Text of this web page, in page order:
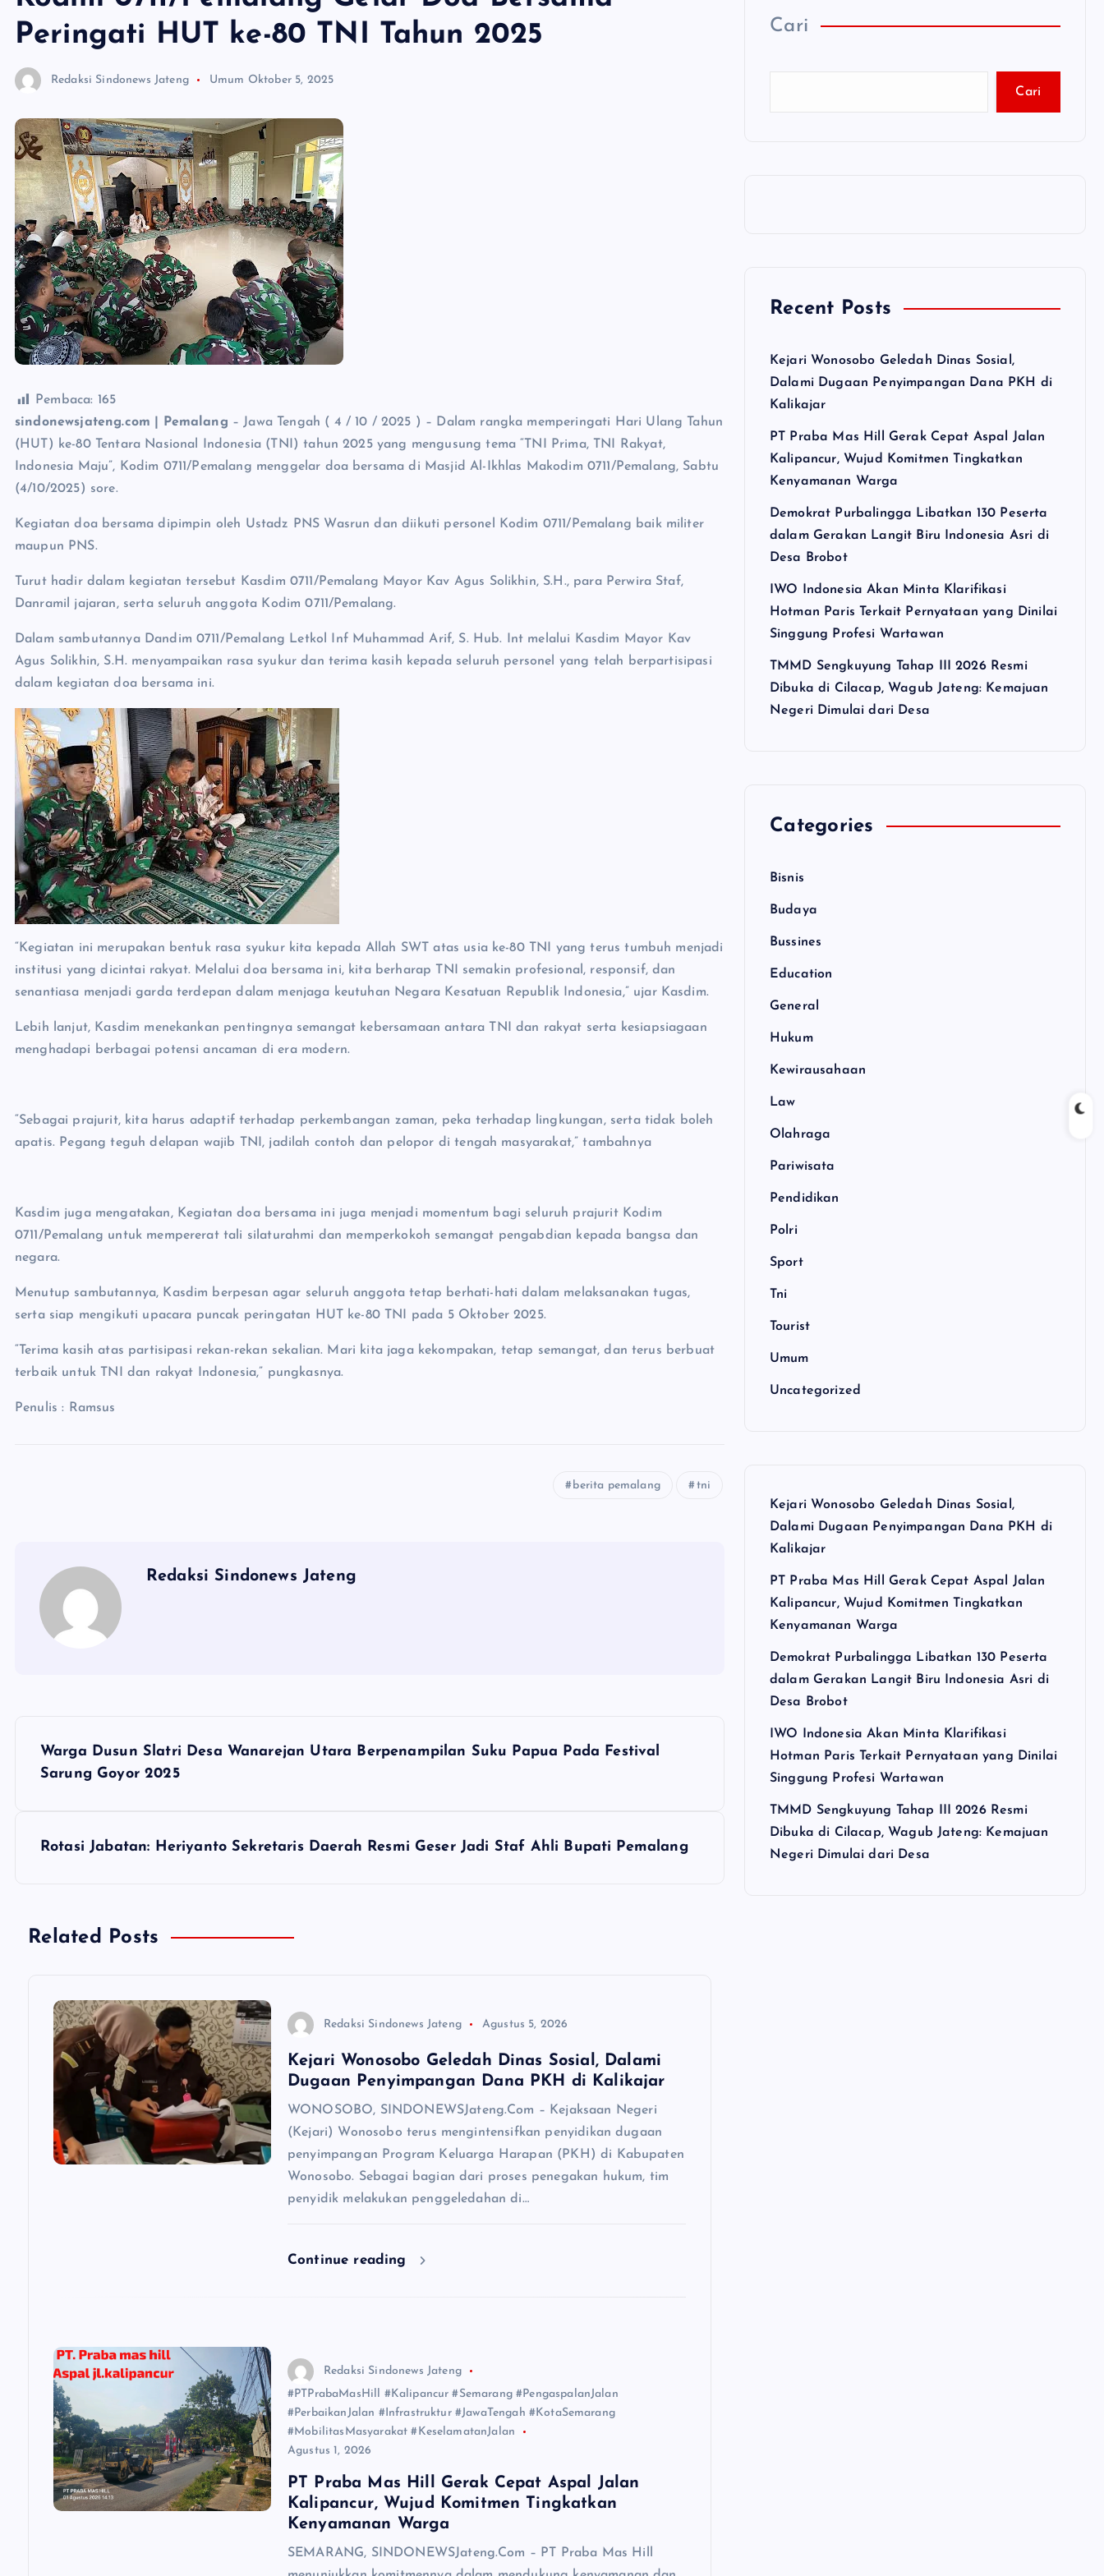
Peringati HUT ke-80 TNI Tahun 2025
Redaksi Sindonews Jateng Umum Oktober 5, 2025
Pembaca: 165
sindonewsjateng.com | Pemalang – Jawa Tengah ( 4 / 10 / 2025 ) – Dalam rangka memperingati Hari Ulang Tahun
(HUT) ke-80 Tentara Nasional Indonesia (TNI) tahun 2025 yang mengusung tema “TNI Prima, TNI Rakyat,
Indonesia Maju”, Kodim 0711/Pemalang menggelar doa bersama di Masjid Al-Ikhlas Makodim 0711/Pemalang, Sabtu
(4/10/2025) sore.
Kegiatan doa bersama dipimpin oleh Ustadz PNS Wasrun dan diikuti personel Kodim 0711/Pemalang baik militer
maupun PNS.
Turut hadir dalam kegiatan tersebut Kasdim 0711/Pemalang Mayor Kav Agus Solikhin, S.H., para Perwira Staf,
Danramil jajaran, serta seluruh anggota Kodim 0711/Pemalang.
Dalam sambutannya Dandim 0711/Pemalang Letkol Inf Muhammad Arif, S. Hub. Int melalui Kasdim Mayor Kav
Agus Solikhin, S.H. menyampaikan rasa syukur dan terima kasih kepada seluruh personel yang telah berpartisipasi
dalam kegiatan doa bersama ini.
“Kegiatan ini merupakan bentuk rasa syukur kita kepada Allah SWT atas usia ke-80 TNI yang terus tumbuh menjadi
institusi yang dicintai rakyat. Melalui doa bersama ini, kita berharap TNI semakin profesional, responsif, dan
senantiasa menjadi garda terdepan dalam menjaga keutuhan Negara Kesatuan Republik Indonesia,” ujar Kasdim.
Lebih lanjut, Kasdim menekankan pentingnya semangat kebersamaan antara TNI dan rakyat serta kesiapsiagaan
menghadapi berbagai potensi ancaman di era modern.
“Sebagai prajurit, kita harus adaptif terhadap perkembangan zaman, peka terhadap lingkungan, serta tidak boleh
apatis. Pegang teguh delapan wajib TNI, jadilah contoh dan pelopor di tengah masyarakat,” tambahnya
Kasdim juga mengatakan, Kegiatan doa bersama ini juga menjadi momentum bagi seluruh prajurit Kodim
0711/Pemalang untuk mempererat tali silaturahmi dan memperkokoh semangat pengabdian kepada bangsa dan
negara.
Menutup sambutannya, Kasdim berpesan agar seluruh anggota tetap berhati-hati dalam melaksanakan tugas,
serta siap mengikuti upacara puncak peringatan HUT ke-80 TNI pada 5 Oktober 2025.
“Terima kasih atas partisipasi rekan-rekan sekalian. Mari kita jaga kekompakan, tetap semangat, dan terus berbuat
terbaik untuk TNI dan rakyat Indonesia,” pungkasnya.
Penulis : Ramsus
berita pemalang tni
Redaksi Sindonews Jateng
N
g
Warga Dusun Slatri Desa Wanarejan Utara Berpenampilan Suku Papua Pada Festival
Sarung Goyor 2025
Rotasi Jabatan: Heriyanto Sekretaris Daerah Resmi Geser Jadi Staf Ahli Bupati Pemalang
Related Posts
Redaksi Sindonews Jateng Agustus 5, 2026
Kejari Wonosobo Geledah Dinas Sosial, Dalami
Dugaan Penyimpangan Dana PKH di Kalikajar
WONOSOBO, SINDONEWSJateng.Com – Kejaksaan Negeri
(Kejari) Wonosobo terus mengintensifkan penyidikan dugaan
penyimpangan Program Keluarga Harapan (PKH) di Kabupaten
Wonosobo. Sebagai bagian dari proses penegakan hukum, tim
penyidik melakukan penggeledahan di…
Continue reading
Redaksi Sindonews Jateng
#PTPrabaMasHill #Kalipancur #Semarang #PengaspalanJalan
#PerbaikanJalan #Infrastruktur #JawaTengah #KotaSemarang
#MobilitasMasyarakat #KeselamatanJalan
Agustus 1, 2026
PT Praba Mas Hill Gerak Cepat Aspal Jalan
Kalipancur, Wujud Komitmen Tingkatkan
Kenyamanan Warga
SEMARANG, SINDONEWSJateng.Com – PT Praba Mas Hill
Cari
Cari
Recent Posts
Kejari Wonosobo Geledah Dinas Sosial,
Dalami Dugaan Penyimpangan Dana PKH di
Kalikajar
PT Praba Mas Hill Gerak Cepat Aspal Jalan
Kalipancur, Wujud Komitmen Tingkatkan
Kenyamanan Warga
Demokrat Purbalingga Libatkan 130 Peserta
dalam Gerakan Langit Biru Indonesia Asri di
Desa Brobot
IWO Indonesia Akan Minta Klarifikasi
Hotman Paris Terkait Pernyataan yang Dinilai
Singgung Profesi Wartawan
TMMD Sengkuyung Tahap III 2026 Resmi
Dibuka di Cilacap, Wagub Jateng: Kemajuan
Negeri Dimulai dari Desa
Categories
Bisnis
Budaya
Bussines
Education
General
Hukum
Kewirausahaan
Law
Olahraga
Pariwisata
Pendidikan
Polri
Sport
Tni
Tourist
Umum
Uncategorized
Kejari Wonosobo Geledah Dinas Sosial,
Dalami Dugaan Penyimpangan Dana PKH di
Kalikajar
PT Praba Mas Hill Gerak Cepat Aspal Jalan
Kalipancur, Wujud Komitmen Tingkatkan
Kenyamanan Warga
Demokrat Purbalingga Libatkan 130 Peserta
dalam Gerakan Langit Biru Indonesia Asri di
Desa Brobot
IWO Indonesia Akan Minta Klarifikasi
Hotman Paris Terkait Pernyataan yang Dinilai
Singgung Profesi Wartawan
TMMD Sengkuyung Tahap III 2026 Resmi
Dibuka di Cilacap, Wagub Jateng: Kemajuan
Negeri Dimulai dari Desa